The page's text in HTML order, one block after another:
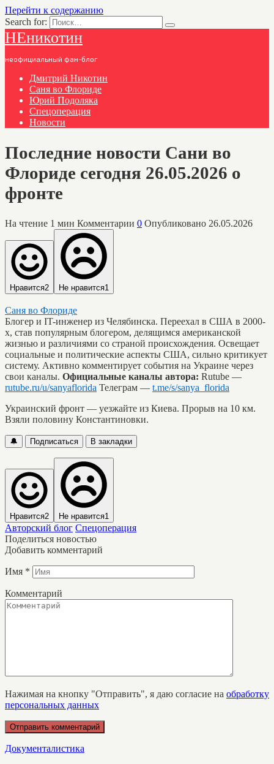
Перейти к содержанию
Search for:
НЕникотин
неофициальный фан-блог
Дмитрий Никотин
Саня во Флориде
Юрий Подоляка
Спецоперация
Новости
Последние новости Сани во
Флориде сегодня 26.05.2026 о
фронте
На чтение 1 мин Комментарии 0 Опубликовано 26.05.2026
Нравится2 Не нравится1
Саня во Флориде
Блогер и IT-инженер из Челябинска. Переехал в США в 2000-
х, став популярным блогером, делящимся американской
жизнью и различиями со страной происхождения. Освещает
социальные и политические аспекты США, сильно критикует
систему. Активно комментирует события на Украине через
свои каналы. Официальные каналы автора: Rutube —
rutube.ru/u/sanyaflorida Телеграм — t.me/s/sanya_florida
Украинский фронт — уезжайте из Киева. Прорыв на 10 км.
Взяли половину Константиновки.
🔔 Подписаться В закладки
Нравится2 Не нравится1
Авторский блог Спецоперация
Поделиться новостью
Добавить комментарий
Имя *
Комментарий
Нажимая на кнопку "Отправить", я даю согласие на обработку
персональных данных
Документалистика